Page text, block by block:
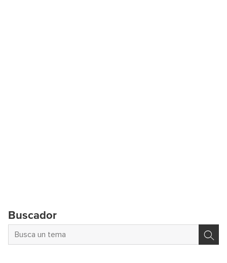
Buscador